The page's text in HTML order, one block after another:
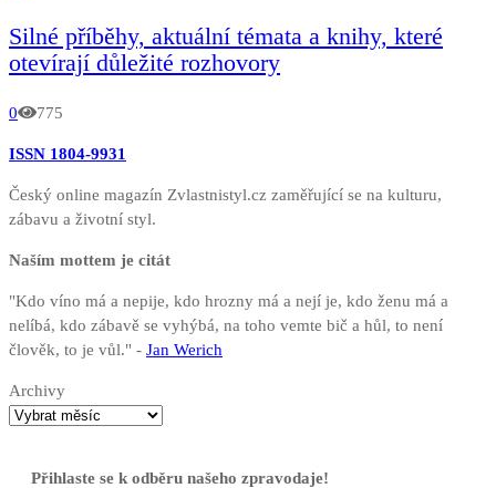
Silné příběhy, aktuální témata a knihy, které
otevírají důležité rozhovory
0 775
ISSN 1804-9931
Český online magazín Zvlastnistyl.cz zaměřující se na kulturu,
zábavu a životní styl.
Naším mottem je citát
"Kdo víno má a nepije, kdo hrozny má a nejí je, kdo ženu má a
nelíbá, kdo zábavě se vyhýbá, na toho vemte bič a hůl, to není
člověk, to je vůl." - Jan Werich
Archivy
Přihlaste se k odběru našeho zpravodaje!